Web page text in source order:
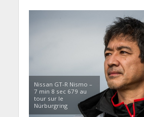
Nissan GT-R Nismo –
7 min 8 sec 679 au
tour sur le
Nürburgring